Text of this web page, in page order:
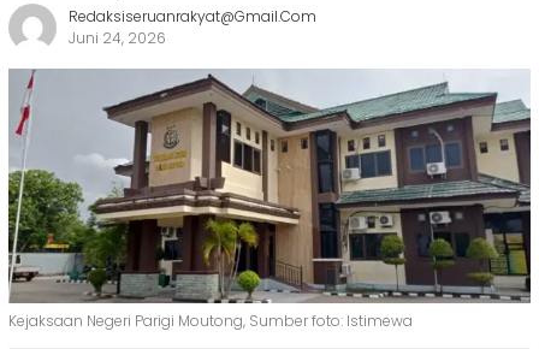
Redaksiseruanrakyat@gmail.com
Juni 24, 2026
Kejaksaan Negeri Parigi Moutong, Sumber foto: Istimewa